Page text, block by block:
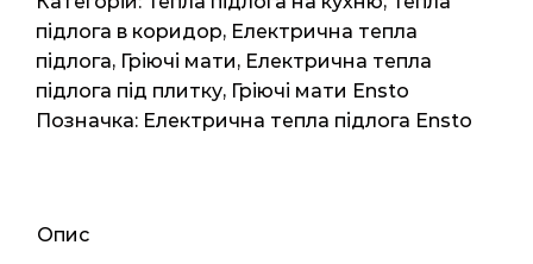
(Фінляндія)
3мп
1.5м2
240
підлога в коридор, Електрична тепла
підлога, Гріючі мати, Електрична тепла
підлога під плитку, Гріючі мати Ensto
Позначка: Електрична тепла підлога Ensto
Опис